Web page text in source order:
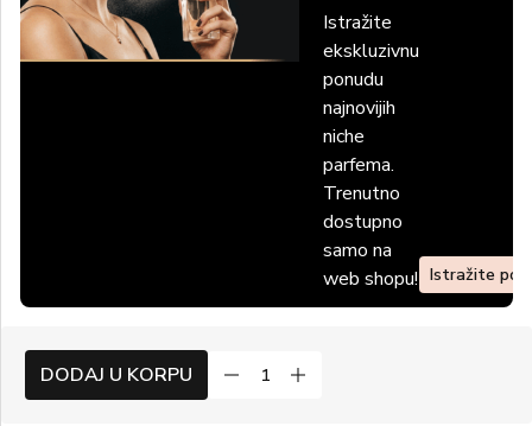
Istražite
ekskluzivnu
ponudu
najnovijih
niche
parfema.
Trenutno
dostupno
samo na
web shopu! Istražite
DODAJ U KORPU